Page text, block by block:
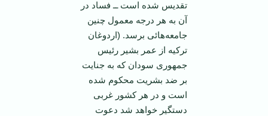
تقديس شده است ــ فساد در
آن ‏به هر درجه معمول چنين
جامعه‌هائی برسد. (اردوغان
ترکیه از عمر بشیر رئیس
جمهوری سودان که به جنایت
بر ضد بشریت محکوم شده
است و در هر کشور غربی
دستگیر خواهد شد دعوت